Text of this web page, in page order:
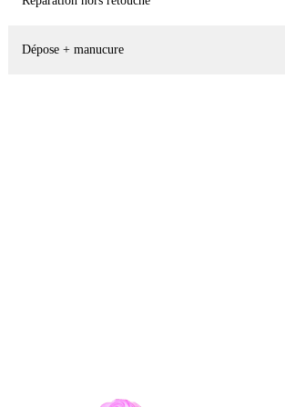
Dépose + manucure